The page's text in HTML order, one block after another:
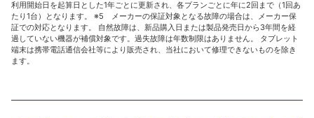
利用開始日を起算日とした1年ごとに更新され、各プランごとに年に2回まで（1回あ
たり1台）となります。 ※5 メーカーの保証対象となる故障の場合は、メーカー保
証での対応となります。 自然故障は、新品購入日または製品発売日から3年間を経
過していない機器が補償対象です。過失故障は年数制限はありません。 タブレット
端末は携帯電話通信会社等により販売され、当社において修理できないものを除き
ます。